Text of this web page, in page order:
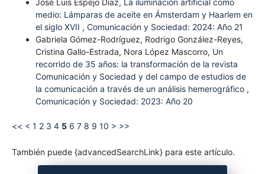
medio: Lámparas de aceite en Ámsterdam y Haarlem en
el siglo XVII , Comunicación y Sociedad: 2024: Año 21
Gabriela Gómez-Rodríguez, Rodrigo González-Reyes,
Cristina Gallo-Estrada, Nora López Mascorro, Un
recorrido de 35 años: la transformación de la revista
Comunicación y Sociedad y del campo de estudios de
la comunicación a través de un análisis hemerográfico ,
Comunicación y Sociedad: 2023: Año 20
<< < 1 2 3 4 5 6 7 8 9 10 > >>
También puede {advancedSearchLink} para este artículo.